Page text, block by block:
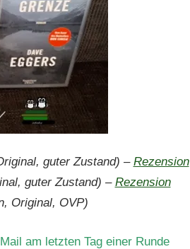
guter Zustand) – Rezension
guter Zustand) – Rezension
Original, OVP)
am letzten Tag einer Runde